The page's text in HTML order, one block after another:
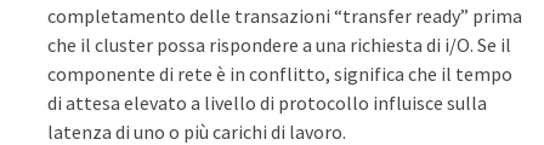
completamento delle transazioni “transfer ready” prima
che il cluster possa rispondere a una richiesta di i/O. Se il
componente di rete è in conflitto, significa che il tempo
di attesa elevato a livello di protocollo influisce sulla
latenza di uno o più carichi di lavoro.